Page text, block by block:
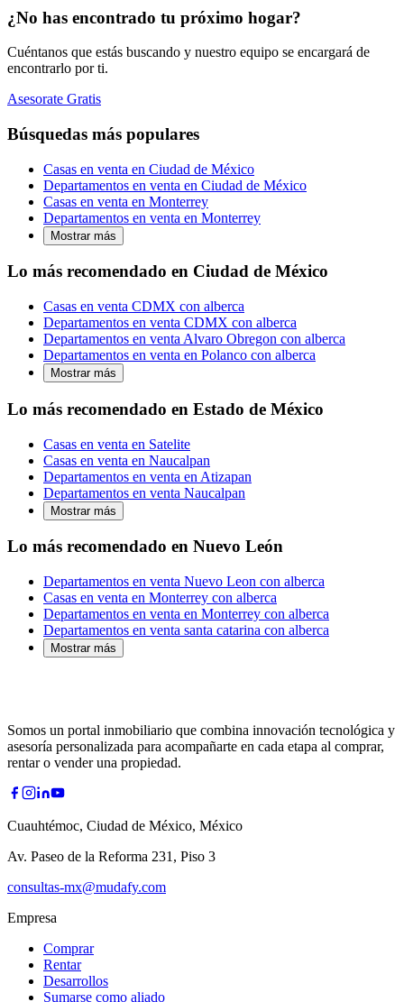
¿No has encontrado tu próximo hogar?
Cuéntanos que estás buscando y nuestro equipo se encargará de
encontrarlo por ti.
Asesorate Gratis
Búsquedas más populares
Casas en venta en Ciudad de México
Departamentos en venta en Ciudad de México
Casas en venta en Monterrey
Departamentos en venta en Monterrey
Mostrar más
Lo más recomendado en Ciudad de México
Casas en venta CDMX con alberca
Departamentos en venta CDMX con alberca
Departamentos en venta Alvaro Obregon con alberca
Departamentos en venta en Polanco con alberca
Mostrar más
Lo más recomendado en Estado de México
Casas en venta en Satelite
Casas en venta en Naucalpan
Departamentos en venta en Atizapan
Departamentos en venta Naucalpan
Mostrar más
Lo más recomendado en Nuevo León
Departamentos en venta Nuevo Leon con alberca
Casas en venta en Monterrey con alberca
Departamentos en venta en Monterrey con alberca
Departamentos en venta santa catarina con alberca
Mostrar más
Somos un portal inmobiliario que combina innovación tecnológica y
asesoría personalizada para acompañarte en cada etapa al comprar,
rentar o vender una propiedad.
Cuauhtémoc, Ciudad de México, México
Av. Paseo de la Reforma 231, Piso 3
consultas-mx@mudafy.com
Empresa
Comprar
Rentar
Desarrollos
Sumarse como aliado